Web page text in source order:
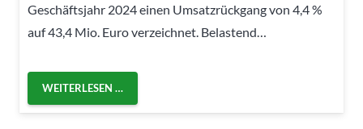
Geschäftsjahr 2024 einen Umsatzrückgang von 4,4 %
auf 43,4 Mio. Euro verzeichnet. Belastend…
WEITERLESEN …